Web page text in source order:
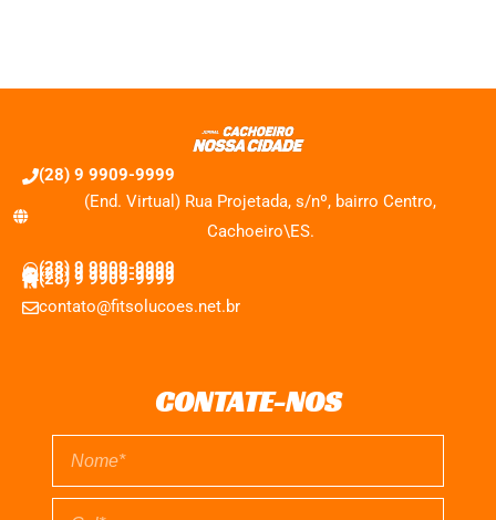
(28) 9 9909-9999
(End. Virtual) Rua Projetada, s/nº, bairro Centro,
Cachoeiro\ES.
(28) 9 9909-9999
(28) 9 9909-9999
(28) 9 9909-9999
contato@fitsolucoes.net.br
CONTATE-NOS